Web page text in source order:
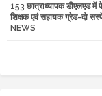
153 छात्राध्यापक डीएलएड
शिक्षक एवं सहायक ग्रेड-दो
NEWS